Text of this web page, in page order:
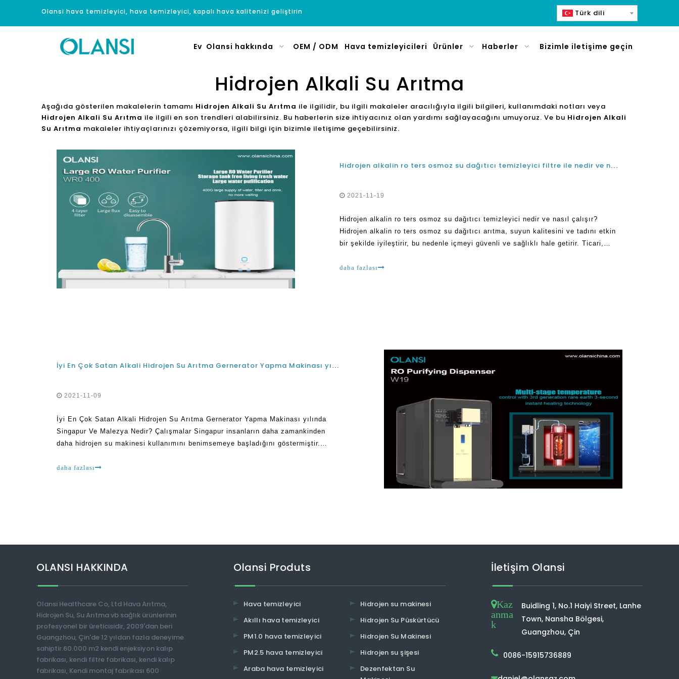
Olansi hava temizleyici, hava temizleyici, kapalı hava kalitenizi geliştirin Türk dili
Ev Olansi hakkında OEM / ODM Hava temizleyicileri Ürünler Haberler Bizimle iletişime geçin
Hidrojen Alkali Su Arıtma
Aşağıda gösterilen makalelerin tamamı Hidrojen Alkali Su Arıtma ile ilgilidir, bu ilgili makaleler aracılığıyla ilgili bilgileri, kullanımdaki notları veya
Hidrojen Alkali Su Arıtma ile ilgili en son trendleri alabilirsiniz. Bu haberlerin size ihtiyacınız olan yardımı sağlayacağını umuyoruz. Ve bu Hidrojen Alkali
Su Arıtma makaleler ihtiyaçlarınızı çözemiyorsa, ilgili bilgi için bizimle iletişime geçebilirsiniz.
Hidrojen alkalin ro ters osmoz su dağıtıcı temizleyici filtre ile nedir ve nasıl çalışır?
2021-11-19
Hidrojen alkalin ro ters osmoz su dağıtıcı temizleyici nedir ve nasıl çalışır?
Hidrojen alkalin ro ters osmoz su dağıtıcı arıtma, suyun kalitesini ve tadını etkin
bir şekilde iyileştirir, bu nedenle içmeyi güvenli ve sağlıklı hale getirir. Ticari,
daha fazlası
İyi En Çok Satan Alkali Hidrojen Su Arıtma Gernerator Yapma Makinası yılında Singapur Ve Malezya Nedir?
2021-11-09
İyi En Çok Satan Alkali Hidrojen Su Arıtma Gernerator Yapma Makinası yılında
Singapur Ve Malezya Nedir? Çalışmalar Singapur insanların daha zamankinden
daha hidrojen su makinesi kullanımını benimsemeye başladığını göstermiştir.
daha fazlası
OLANSI HAKKINDA
Olansi Healthcare Co, Ltd Hava Arıtma,
Hidrojen Su, Su Arıtma vb sağlık ürünlerinin
profesyonel bir üreticisidir, 2009'dan beri
Guangzhou, Çin'de 12 yıldan fazla deneyime
sahiptir.60.000 m2 kendi enjeksiyon kalıp
fabrikası, kendi filtre fabrikası, kendi kalıp
fabrikası, Kendi montaj fabrikası 600
Olansi Produts
Hava temizleyici
Akıllı hava temizleyici
PM1.0 hava temizleyici
PM2.5 hava temizleyici
Araba hava temizleyici
Hidrojen su makinesi
Hidrojen Su Püskürtücü
Hidrojen Su Makinesi
Hidrojen su şişesi
Dezenfektan Su
İletişim Olansi
Kaz
anma
k
Buidling 1, No.1 Haiyi Street, Lanhe
Town, Nansha Bölgesi,
Guangzhou, Çin
0086-15915736889